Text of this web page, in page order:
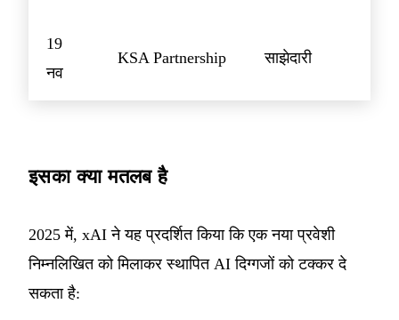
19
नव
KSA Partnership साझेदारी
इसका क्या मतलब है
2025 में, xAI ने यह प्रदर्शित किया कि एक नया प्रवेशी
निम्नलिखित को मिलाकर स्थापित AI दिग्गजों को टक्कर दे
सकता है: